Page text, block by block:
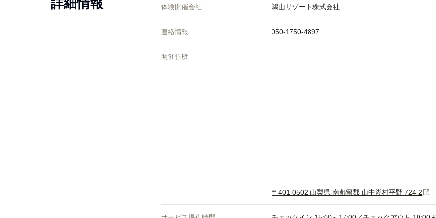
詳細情報 体験開催会社 鵜山リゾート株式会社
連絡情報 050-1750-4897
開催住所
〒401-0502 山梨県 南都留郡 山中湖村平野 724-2